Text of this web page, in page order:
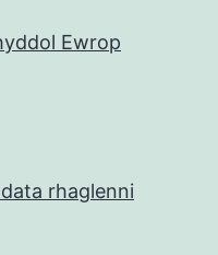
Ewrop
rhaglenni